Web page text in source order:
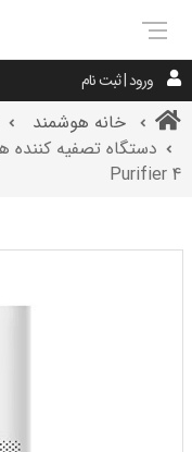
ورود | ثبت نام
خانه هوشمند
Purifier 4